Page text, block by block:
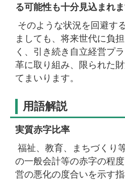
る可能性も十分見込まれま
そのような状況を回避す
ましても、将来世代に負
く、引き続き自立経営プ
革に取り組み、限られた
てまいります。
用語解説
実質赤字比率
福祉、教育、まちづくり
の一般会計等の赤字の程
営の悪化の度合いを示す指